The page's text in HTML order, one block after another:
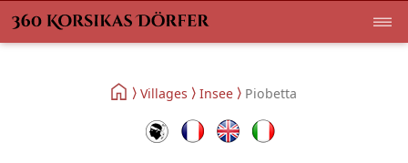
Villages Insee Piobetta